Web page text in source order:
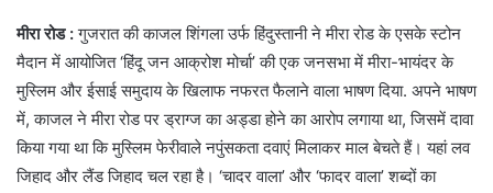
मीरा रोड :गुजरात की काजल शिंगला उर्फ हिंदुस्तानी ने मीरा रोड के एसके स्टोन
मैदान में आयोजित ‘हिंदू जन आक्रोश मोर्चा’ की एक जनसभा में मीरा-भायंदर के
मुस्लिम और ईसाई समुदाय के खिलाफ नफरत फैलाने वाला भाषण दिया. अपने भाषण
में, काजल ने मीरा रोड पर ड्राग्ज का अड्डा होने का आरोप लगाया था, जिसमें दावा
किया गया था कि मुस्लिम फेरीवाले नपुंसकता दवाएं मिलाकर माल बेचते हैं। यहां लव
जिहाद और लैंड जिहाद चल रहा है। ‘चादर वाला’ और ‘फादर वाला’ शब्दों का